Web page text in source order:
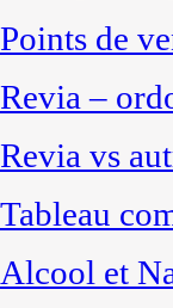
Points de
Revia –
Revia vs
Tableau
Alcool et